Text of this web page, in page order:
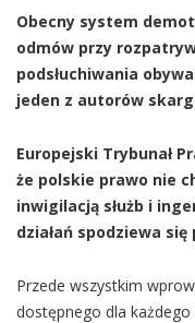
Obecny system
odmów przy
podsłuchiwania
jeden z autorów
Europejski Trybunał
że polskie prawo nie
inwigilacją służb i
działań spodziewa
Przede wszystkim
dostępnego dla